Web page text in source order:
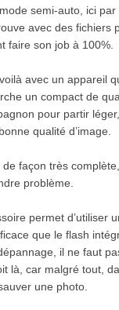
semi-auto, ici
avec des fichiers
faire son job à 100%.
avec un appareil
un compact de
pour partir
qualité d’image.
façon très
problème.
permet d’utiliser
que le flash
il ne faut
là, car malgré tout,
une photo.